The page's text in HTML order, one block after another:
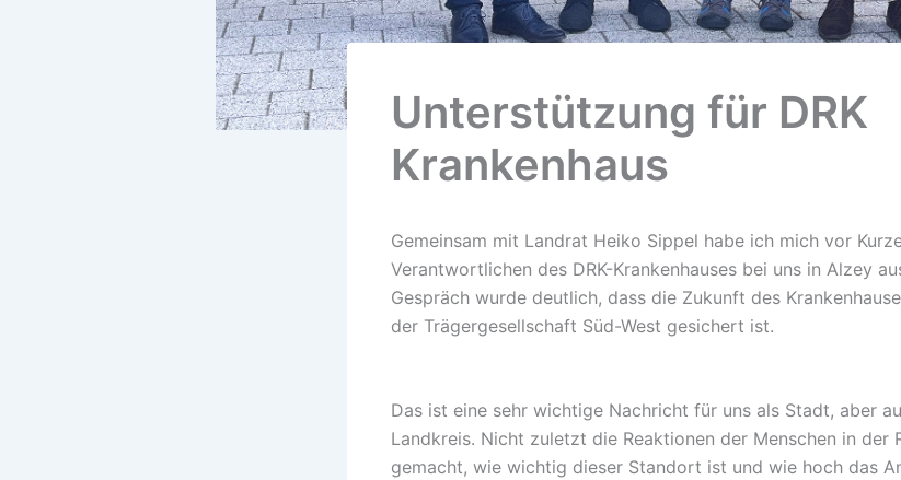
Unterstützung für DRK
Krankenhaus
Gemeinsam mit Landrat Heiko Sippel habe ich mich vor
Verantwortlichen des DRK-Krankenhauses bei uns in Alzey
Gespräch wurde deutlich, dass die Zukunft des
der Trägergesellschaft Süd-West gesichert ist.
Das ist eine sehr wichtige Nachricht für uns als Stadt, aber
Landkreis. Nicht zuletzt die Reaktionen der Menschen in der
gemacht, wie wichtig dieser Standort ist und wie hoch das